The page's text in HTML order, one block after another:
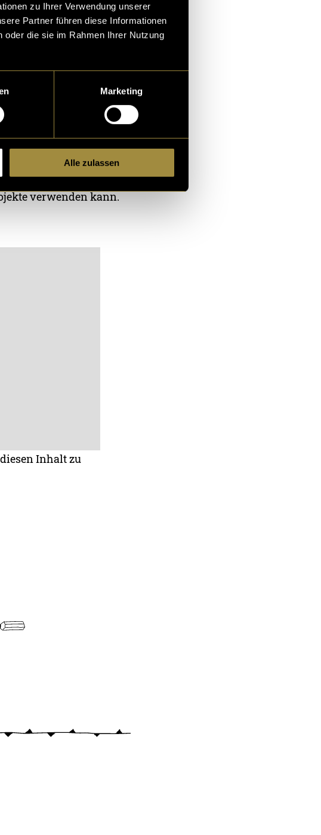
zu Ihrer Verwendung unserer
Partner führen diese Informationen
oder die sie im Rahmen Ihrer Nutzung
Marketing
Alle zulassen
welche ich zu
verwenden kann.
Inhalt zu